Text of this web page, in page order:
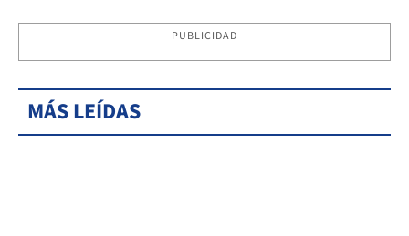
PUBLICIDAD
MÁS LEÍDAS